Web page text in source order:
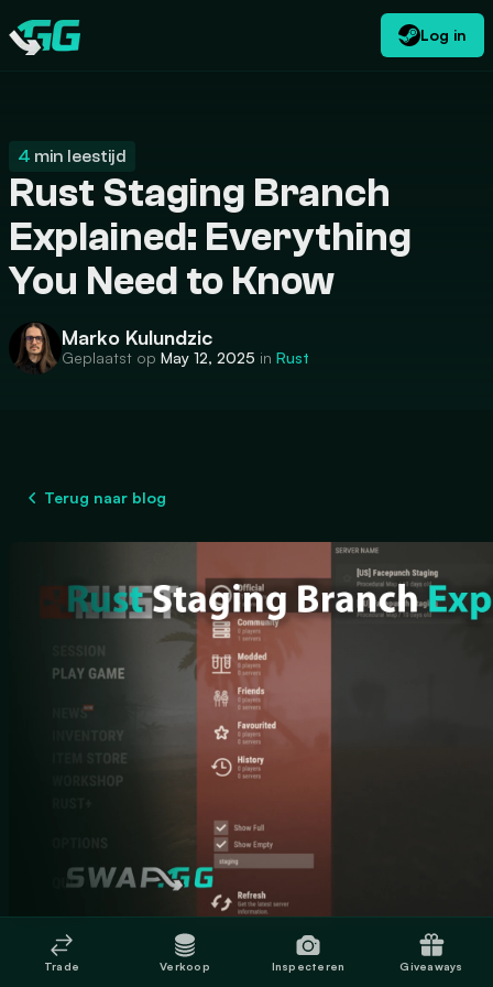
Swap.gg
Log in
CATEGORIES NL $ USD
4 min leestijd
Rust Staging Branch
Explained: Everything
You Need to Know
Marko Kulundzic
Geplaatst op May 12, 2025 in Rust
Terug naar blog
Trade Verkoop Inspecteren Giveaways